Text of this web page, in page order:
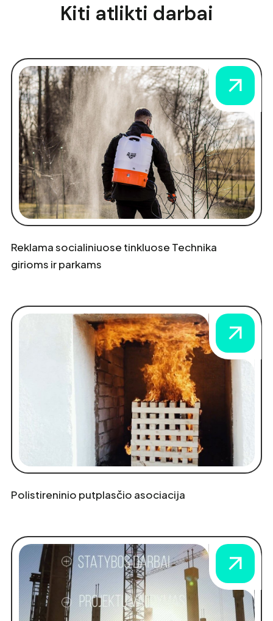
Kiti atlikti darbai
Reklama socialiniuose tinkluose Technika
girioms ir parkams
Polistireninio putplasčio asociacija